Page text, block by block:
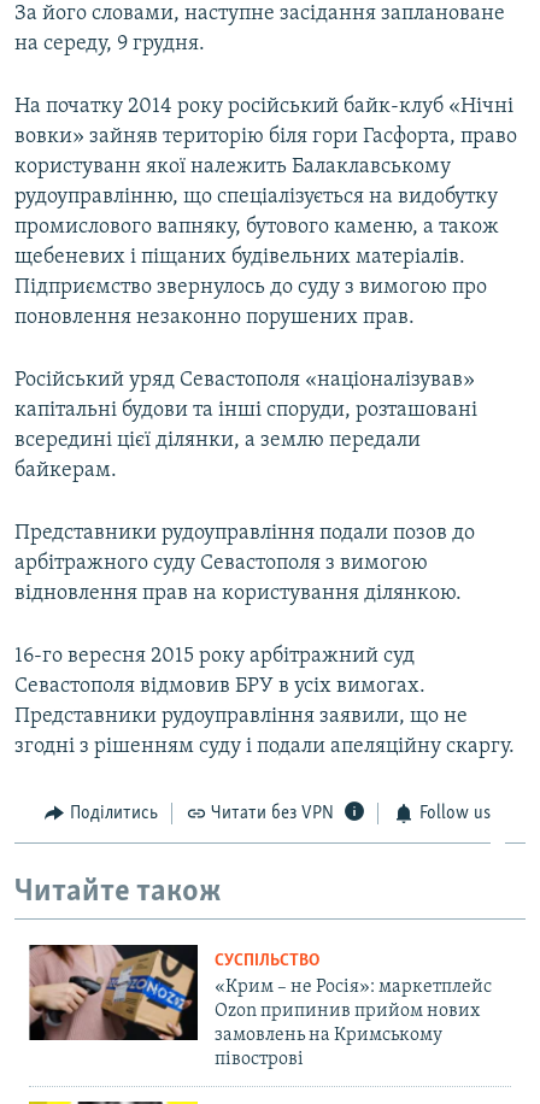
За його словами, наступне засідання заплановане
на середу, 9 грудня.
На початку 2014 року російський байк-клуб «Нічні
вовки» зайняв територію біля гори Гасфорта, право
користуванн якої належить Балаклавському
рудоуправлінню, що спеціалізується на видобутку
промислового вапняку, бутового каменю, а також
щебеневих і піщаних будівельних матеріалів.
Підприємство звернулось до суду з вимогою про
поновлення незаконно порушених прав.
Російський уряд Севастополя «націоналізував»
капітальні будови та інші споруди, розташовані
всередині цієї ділянки, а землю передали
байкерам.
Представники рудоуправління подали позов до
арбітражного суду Севастополя з вимогою
відновлення прав на користування ділянкою.
16-го вересня 2015 року арбітражний суд
Севастополя відмовив БРУ в усіх вимогах.
Представники рудоуправління заявили, що не
згодні з рішенням суду і подали апеляційну скаргу.
Поділитись Читати без VPN Follow us
Читайте також
СУСПІЛЬСТВО
«Крим – не Росія»: маркетплейс
Ozon припинив прийом нових
замовлень на Кримському
півострові